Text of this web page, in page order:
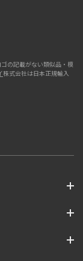
の記載がない類似品・模
株式会社は日本正規輸入